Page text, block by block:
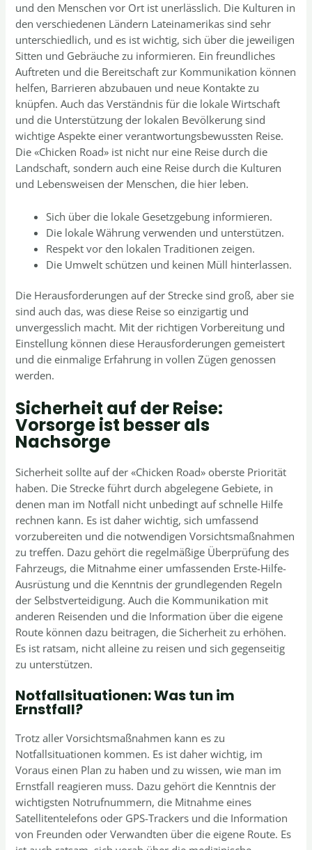
und den Menschen vor Ort ist unerlässlich. Die Kulturen in
den verschiedenen Ländern Lateinamerikas sind sehr
unterschiedlich, und es ist wichtig, sich über die jeweiligen
Sitten und Gebräuche zu informieren. Ein freundliches
Auftreten und die Bereitschaft zur Kommunikation können
helfen, Barrieren abzubauen und neue Kontakte zu
knüpfen. Auch das Verständnis für die lokale Wirtschaft
und die Unterstützung der lokalen Bevölkerung sind
wichtige Aspekte einer verantwortungsbewussten Reise.
Die «Chicken Road» ist nicht nur eine Reise durch die
Landschaft, sondern auch eine Reise durch die Kulturen
und Lebensweisen der Menschen, die hier leben.
Sich über die lokale Gesetzgebung informieren.
Die lokale Währung verwenden und unterstützen.
Respekt vor den lokalen Traditionen zeigen.
Die Umwelt schützen und keinen Müll hinterlassen.
Die Herausforderungen auf der Strecke sind groß, aber sie
sind auch das, was diese Reise so einzigartig und
unvergesslich macht. Mit der richtigen Vorbereitung und
Einstellung können diese Herausforderungen gemeistert
und die einmalige Erfahrung in vollen Zügen genossen
werden.
Sicherheit auf der Reise:
Vorsorge ist besser als
Nachsorge
Sicherheit sollte auf der «Chicken Road» oberste Priorität
haben. Die Strecke führt durch abgelegene Gebiete, in
denen man im Notfall nicht unbedingt auf schnelle Hilfe
rechnen kann. Es ist daher wichtig, sich umfassend
vorzubereiten und die notwendigen Vorsichtsmaßnahmen
zu treffen. Dazu gehört die regelmäßige Überprüfung des
Fahrzeugs, die Mitnahme einer umfassenden Erste-Hilfe-
Ausrüstung und die Kenntnis der grundlegenden Regeln
der Selbstverteidigung. Auch die Kommunikation mit
anderen Reisenden und die Information über die eigene
Route können dazu beitragen, die Sicherheit zu erhöhen.
Es ist ratsam, nicht alleine zu reisen und sich gegenseitig
zu unterstützen.
Notfallsituationen: Was tun im
Ernstfall?
Trotz aller Vorsichtsmaßnahmen kann es zu
Notfallsituationen kommen. Es ist daher wichtig, im
Voraus einen Plan zu haben und zu wissen, wie man im
Ernstfall reagieren muss. Dazu gehört die Kenntnis der
wichtigsten Notrufnummern, die Mitnahme eines
Satellitentelefons oder GPS-Trackers und die Information
von Freunden oder Verwandten über die eigene Route. Es